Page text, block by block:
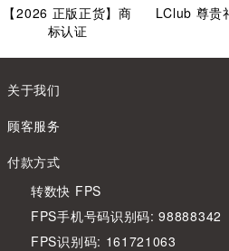
【2026 正版正货】商
标认证
LClub 尊贵
关于我们
顾客服务
付款方式
转数快 FPS
FPS手机号码识别码: 98888342
FPS识别码: 161721063